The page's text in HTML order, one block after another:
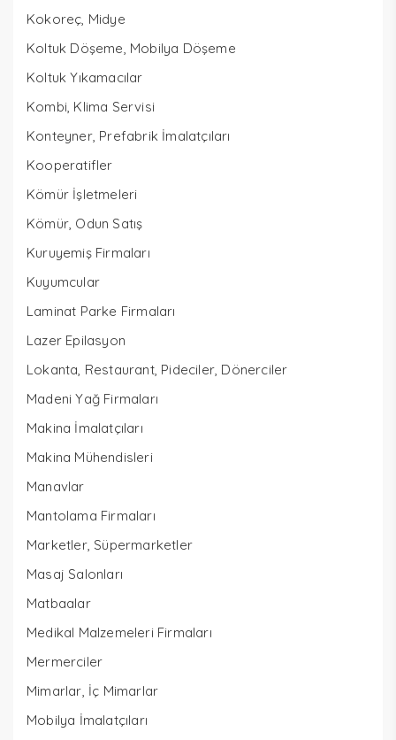
Kokoreç, Midye
Koltuk Döşeme, Mobilya Döşeme
Koltuk Yıkamacılar
Kombi, Klima Servisi
Konteyner, Prefabrik İmalatçıları
Kooperatifler
Kömür İşletmeleri
Kömür, Odun Satış
Kuruyemiş Firmaları
Kuyumcular
Laminat Parke Firmaları
Lazer Epilasyon
Lokanta, Restaurant, Pideciler, Dönerciler
Madeni Yağ Firmaları
Makina İmalatçıları
Makina Mühendisleri
Manavlar
Mantolama Firmaları
Marketler, Süpermarketler
Masaj Salonları
Matbaalar
Medikal Malzemeleri Firmaları
Mermerciler
Mimarlar, İç Mimarlar
Mobilya İmalatçıları